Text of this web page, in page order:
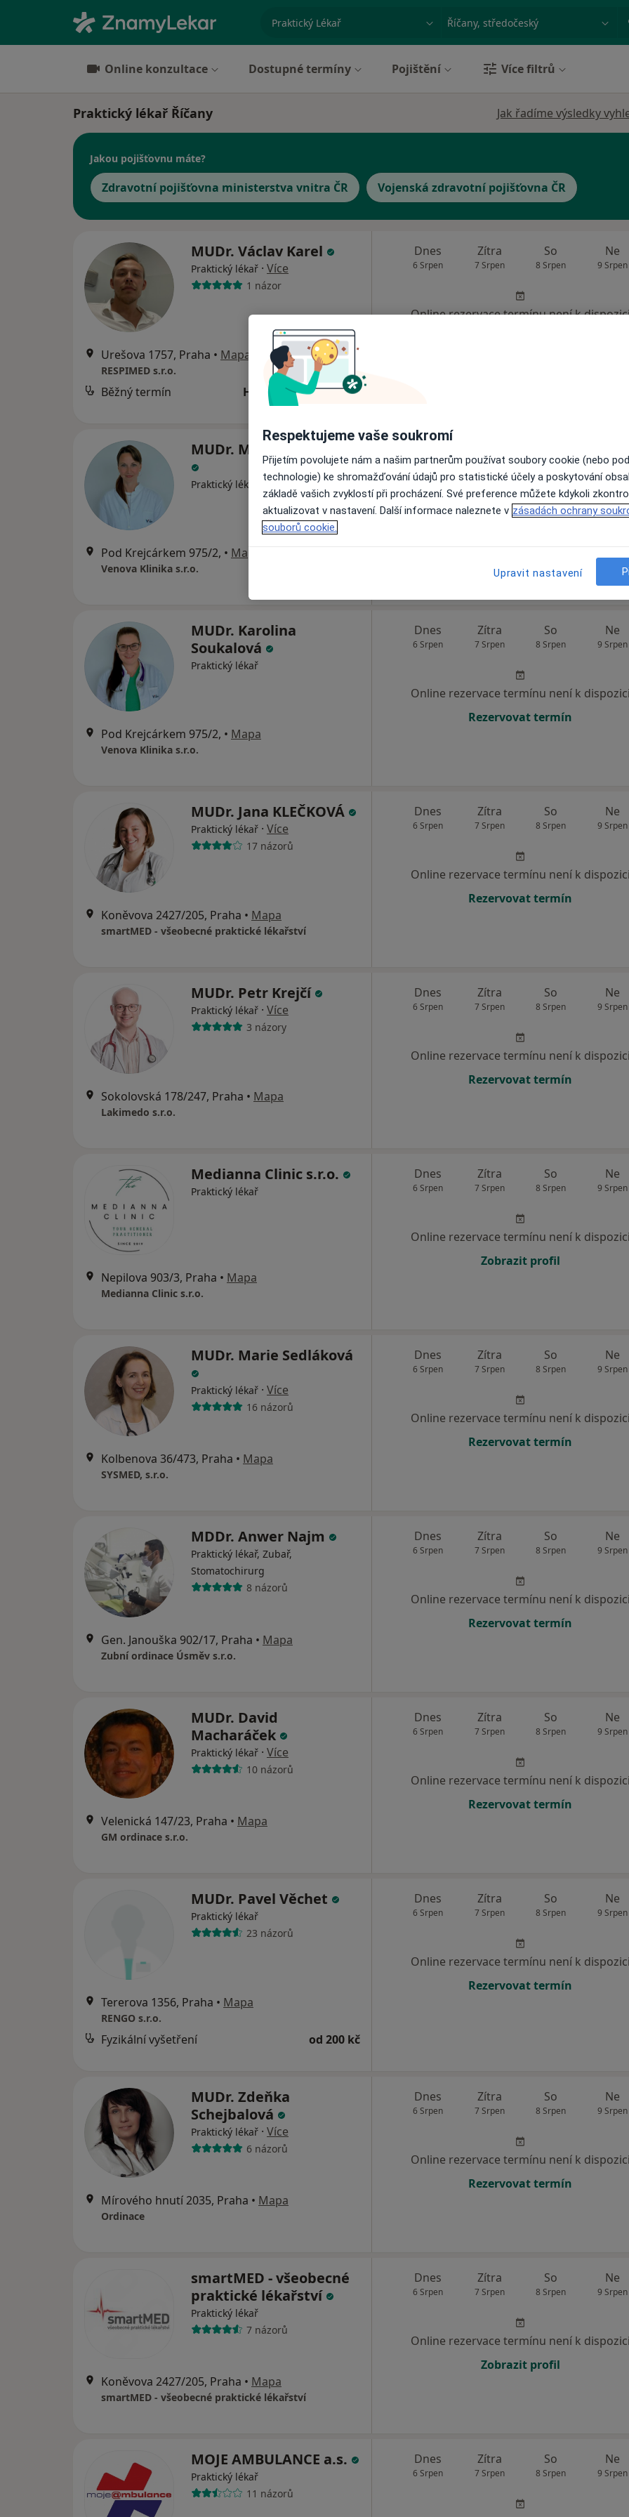
specializace, nemoc nebo příjmeníMěsto nebo region
Online konzultace Dostupné termíny Pojištění Více filtrů
Praktický lékař Říčany Jak řadíme výsledky
Jakou pojišťovnu máte?
Zdravotní pojišťovna ministerstva vnitra ČR Vojenská zdravotní pojišťovna ČR
MUDr. Václav Karel
Praktický lékař · Více
1 názor
Urešova 1757, Praha • Mapa
RESPIMED s.r.o.
Běžný termín Hrazeno pojišťovnou
Dnes
6 Srpen
Zítra
7 Srpen
So
8 Srpen
Ne
9 Srpen
Online rezervace termínu není k
MUDr. Martina Bábová
Praktický lékař
Pod Krejcárkem 975/2, • Mapa
Venova Klinika s.r.o.
6 Srpen 7 Srpen 8 Srpen 9 Srpen
Online rezervace termínu není k
MUDr. Karolina
Soukalová
Praktický lékař
Pod Krejcárkem 975/2, • Mapa
Venova Klinika s.r.o.
Dnes
6 Srpen
Zítra
7 Srpen
So
8 Srpen
Ne
9 Srpen
Online rezervace termínu není k dispozici
Rezervovat termín
MUDr. Jana KLEČKOVÁ
Praktický lékař · Více
17 názorů
Koněvova 2427/205, Praha • Mapa
smartMED - všeobecné praktické lékařství
Dnes
6 Srpen
Zítra
7 Srpen
So
8 Srpen
Ne
9 Srpen
Online rezervace termínu není k dispozici
Rezervovat termín
MUDr. Petr Krejčí
Praktický lékař · Více
3 názory
Sokolovská 178/247, Praha • Mapa
Lakimedo s.r.o.
Dnes
6 Srpen
Zítra
7 Srpen
So
8 Srpen
Ne
9 Srpen
Online rezervace termínu není k dispozici
Rezervovat termín
Medianna Clinic s.r.o.
Praktický lékař
Nepilova 903/3, Praha • Mapa
Medianna Clinic s.r.o.
Dnes
6 Srpen
Zítra
7 Srpen
So
8 Srpen
Ne
9 Srpen
Online rezervace termínu není k dispozici
Zobrazit profil
MUDr. Marie Sedláková
Praktický lékař · Více
16 názorů
Kolbenova 36/473, Praha • Mapa
SYSMED, s.r.o.
Dnes
6 Srpen
Zítra
7 Srpen
So
8 Srpen
Ne
9 Srpen
Online rezervace termínu není k dispozici
Rezervovat termín
MDDr. Anwer Najm
Praktický lékař, Zubař,
Stomatochirurg
8 názorů
Gen. Janouška 902/17, Praha • Mapa
Zubní ordinace Úsměv s.r.o.
Dnes
6 Srpen
Zítra
7 Srpen
So
8 Srpen
Ne
9 Srpen
Online rezervace termínu není k dispozici
Rezervovat termín
MUDr. David
Macharáček
Praktický lékař · Více
10 názorů
Velenická 147/23, Praha • Mapa
GM ordinace s.r.o.
Dnes
6 Srpen
Zítra
7 Srpen
So
8 Srpen
Ne
9 Srpen
Online rezervace termínu není k dispozici
Rezervovat termín
MUDr. Pavel Věchet
Praktický lékař
23 názorů
Tererova 1356, Praha • Mapa
RENGO s.r.o.
Fyzikální vyšetření od 200 kč
Dnes
6 Srpen
Zítra
7 Srpen
So
8 Srpen
Ne
9 Srpen
Online rezervace termínu není k dispozici
Rezervovat termín
MUDr. Zdeňka
Schejbalová
Praktický lékař · Více
6 názorů
Mírového hnutí 2035, Praha • Mapa
Ordinace
Dnes
6 Srpen
Zítra
7 Srpen
So
8 Srpen
Ne
9 Srpen
Online rezervace termínu není k dispozici
Rezervovat termín
smartMED - všeobecné
praktické lékařství
Praktický lékař
7 názorů
Koněvova 2427/205, Praha • Mapa
smartMED - všeobecné praktické lékařství
Dnes
6 Srpen
Zítra
7 Srpen
So
8 Srpen
Ne
9 Srpen
Online rezervace termínu není k dispozici
Zobrazit profil
MOJE AMBULANCE a.s.
Praktický lékař
11 názorů
Dnes
6 Srpen
Zítra
7 Srpen
So
8 Srpen
Ne
9 Srpen
Respektujeme vaše soukromí
Přijetím povolujete nám a našim partnerům používat soubory cookie (nebo
technologie) ke shromažďování údajů pro statistické účely a poskytování
základě vašich zvyklostí při procházení. Své preference můžete kdykoli
aktualizovat v nastavení. Další informace naleznete v zásadách ochrany
souborů cookie.
Upravit nastavení